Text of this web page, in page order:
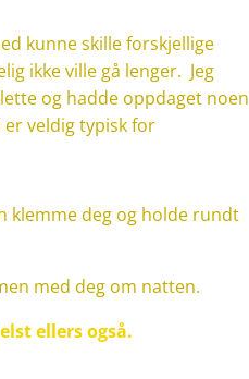
kunne skille forskjellige
ikke ville gå lenger. Jeg
og hadde oppdaget noen
veldig typisk for
klemme deg og holde rundt
med deg om natten.
ellers også.